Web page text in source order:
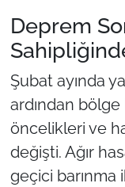
Deprem
Şubat ayında
ardından
öncelikleri ve
değişti. Ağır
geçici barınma